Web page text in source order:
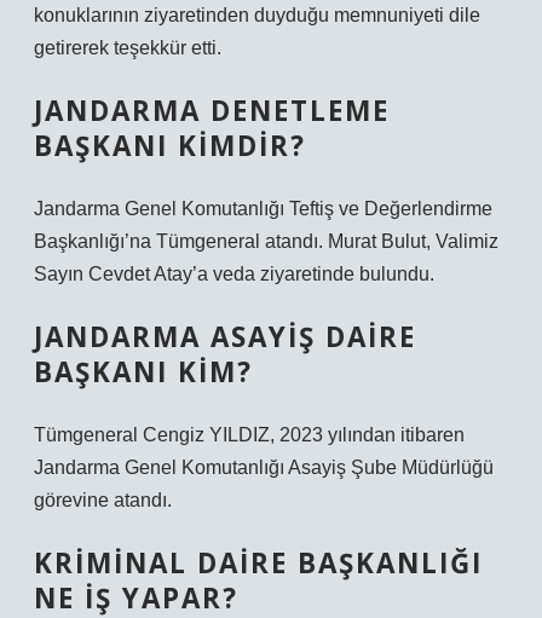
konuklarının ziyaretinden duyduğu memnuniyeti dile
getirerek teşekkür etti.
JANDARMA DENETLEME
BAŞKANI KIMDIR?
Jandarma Genel Komutanlığı Teftiş ve Değerlendirme
Başkanlığı’na Tümgeneral atandı. Murat Bulut, Valimiz
Sayın Cevdet Atay’a veda ziyaretinde bulundu.
JANDARMA ASAYIŞ DAIRE
BAŞKANI KIM?
Tümgeneral Cengiz YILDIZ, 2023 yılından itibaren
Jandarma Genel Komutanlığı Asayiş Şube Müdürlüğü
görevine atandı.
KRIMINAL DAIRE BAŞKANLIĞI
NE IŞ YAPAR?